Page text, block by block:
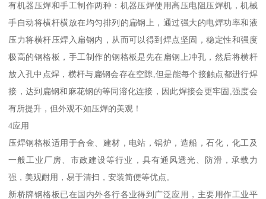
有机器压焊和手工制作两种：机器压焊使用高压电阻压焊机，机械
手自动将横杆横放在均匀排列的扁钢上，通过强大的电焊功率和液
压力将横杆压焊入扁钢内，从而可以得到焊点坚固，稳定性和强度
极高的钢格板，手工制作的钢格板是先在扁钢上冲孔，然后将横杆
放入孔中点焊，横杆与扁钢会存在空隙,但是能每个接触点都进行焊
接，达到扁钢和麻花钢的等同溶化连接，因此焊接会更牢固,强度会
有所提升，但外观不如压焊的美观！
4应用
压焊钢格板适用于合金、建材，电站，锅炉，造船，石化，化工及
一般工业厂房、市政建设等行业，具有通风透光、防滑，承载力
强，美观耐用，易于清扫，安装简便等优点。
新桥牌钢格板已在国内外各行各业得到广泛应用，主要用作工业平